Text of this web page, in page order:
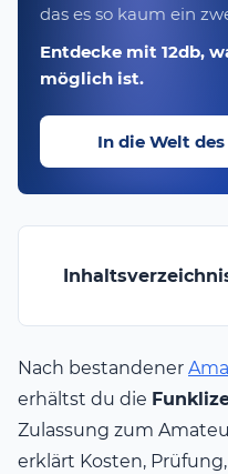
das es so kaum ein
Entdecke mit 12db,
möglich ist.
In die Welt
Nach bestandener
erhältst du die
Zulassung zum
erklärt Kosten,